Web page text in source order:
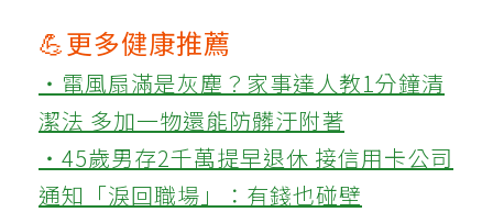
💪更多健康推薦
‧電風扇滿是灰塵？家事達人教1分鐘清
潔法 多加一物還能防髒汙附著
‧45歲男存2千萬提早退休 接信用卡公司
通知「淚回職場」：有錢也碰壁